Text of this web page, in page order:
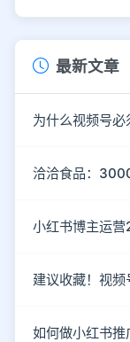
最新文章
为什么视频号
洽洽食品：
小红书博主运营
建议收藏！视频
如何做小红书